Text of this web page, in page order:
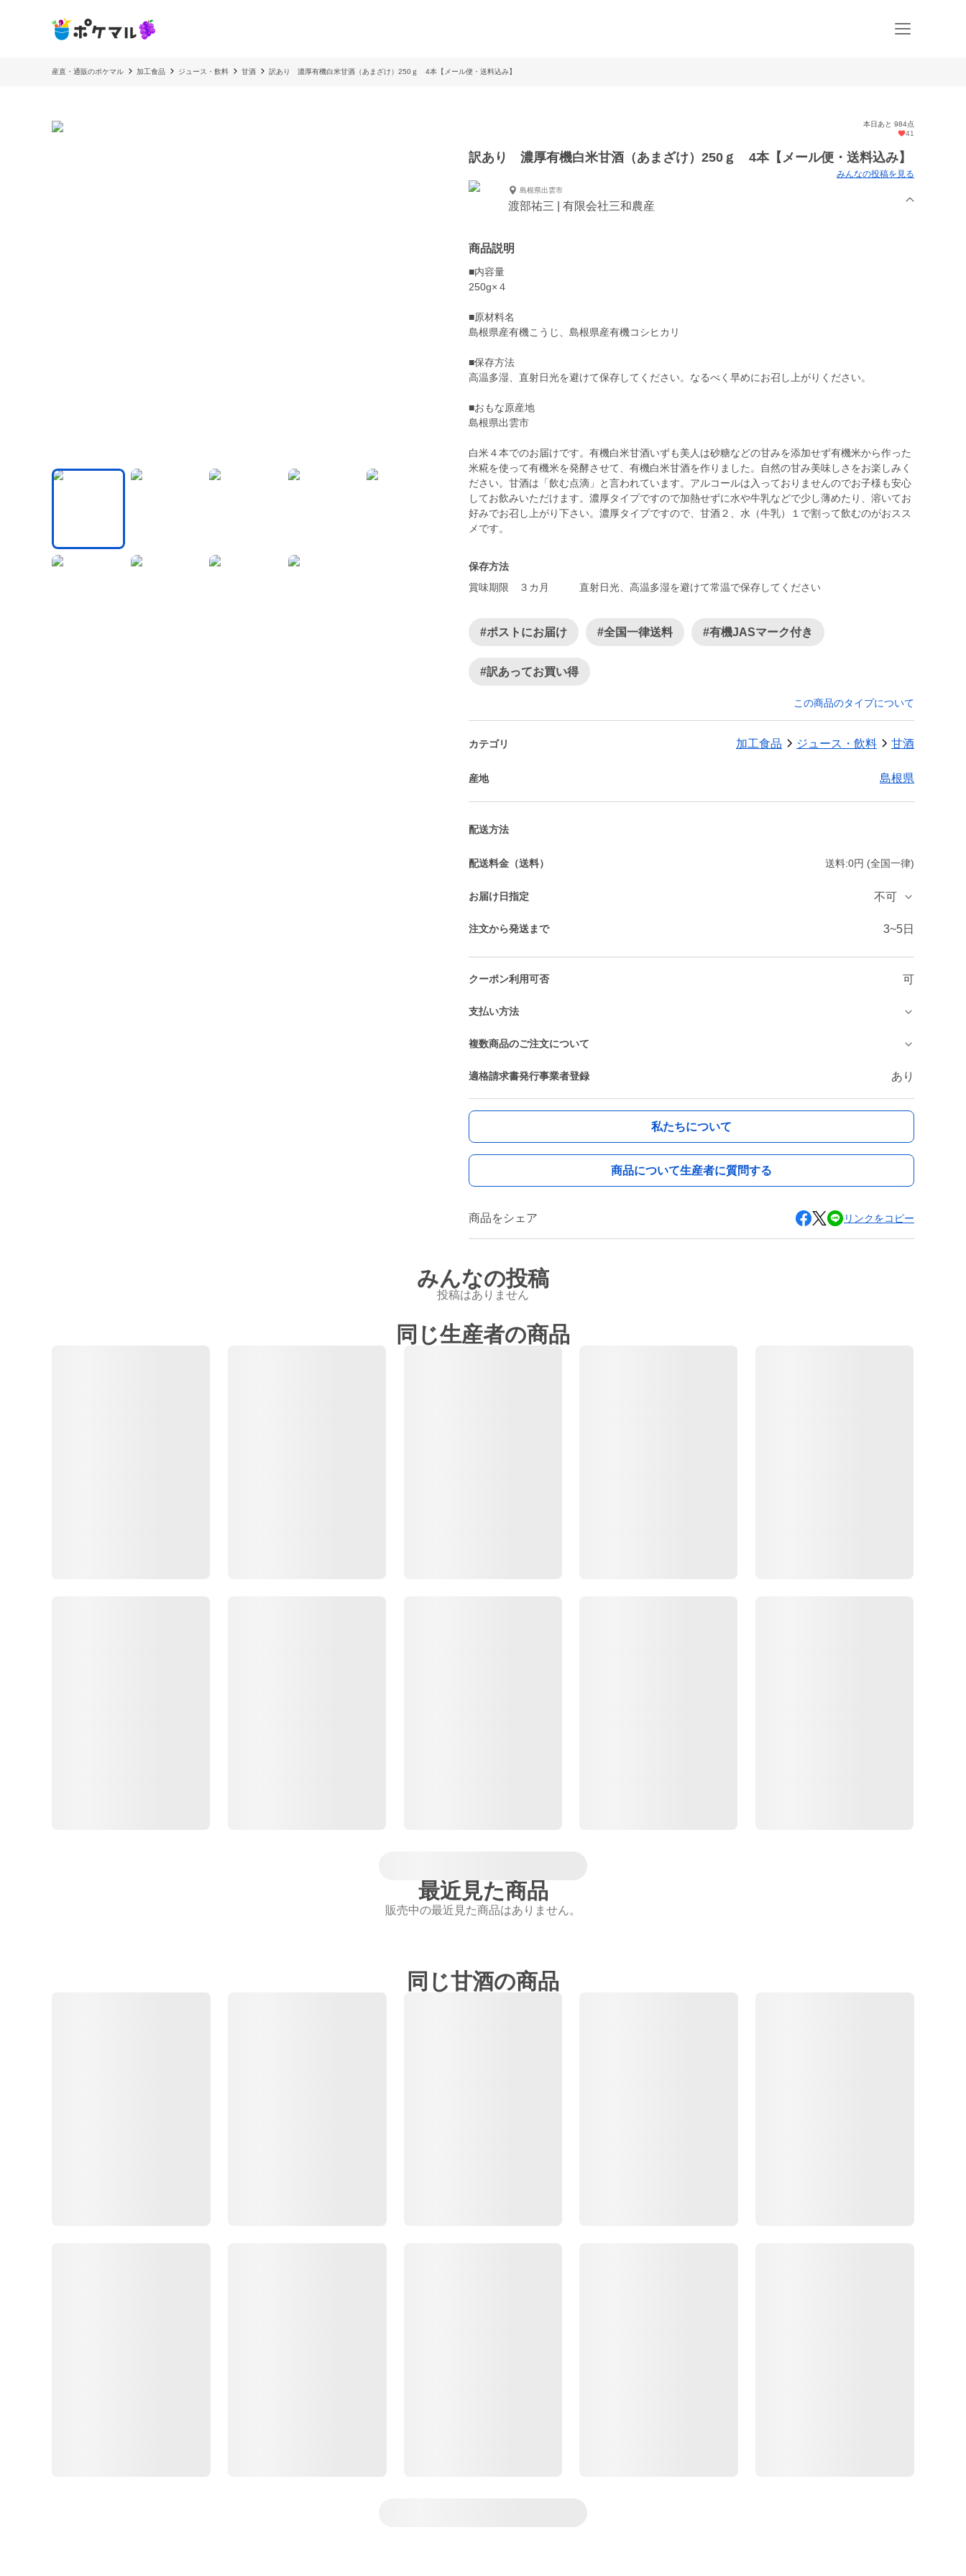
産直・通販のポケマル 加工食品 ジュース・飲料 甘酒 訳あり 濃厚有機白米甘酒（あまざけ）250ｇ 4本【メール便・送料込み】
本日あと 984点
41
訳あり 濃厚有機白米甘酒（あまざけ）250ｇ 4本【メール便・送料込み】
みんなの投稿を見る
島根県出雲市
渡部祐三 | 有限会社三和農産
商品説明
■内容量
250g×４
■原材料名
島根県産有機こうじ、島根県産有機コシヒカリ
■保存方法
高温多湿、直射日光を避けて保存してください。なるべく早めにお召し上がりください。
■おもな原産地
島根県出雲市
白米４本でのお届けです。有機白米甘酒いずも美人は砂糖などの甘みを添加せず有機米から作った
米糀を使って有機米を発酵させて、有機白米甘酒を作りました。自然の甘み美味しさをお楽しみく
ださい。甘酒は「飲む点滴」と言われています。アルコールは入っておりませんのでお子様も安心
してお飲みいただけます。濃厚タイプですので加熱せずに水や牛乳などで少し薄めたり、溶いてお
好みでお召し上がり下さい。濃厚タイプですので、甘酒２、水（牛乳）１で割って飲むのがおスス
メです。
保存方法
賞味期限 ３カ月 直射日光、高温多湿を避けて常温で保存してください
#ポストにお届け #全国一律送料 #有機JASマーク付き
#訳あってお買い得
この商品のタイプについて
カテゴリ 加工食品 ジュース・飲料 甘酒
産地 島根県
配送方法
配送料金（送料） 送料:0円 (全国一律)
お届け日指定 不可
注文から発送まで 3~5日
クーポン利用可否 可
支払い方法
複数商品のご注文について
適格請求書発行事業者登録 あり
私たちについて
商品について生産者に質問する
商品をシェア リンクをコピー
みんなの投稿
投稿はありません
同じ生産者の商品
最近見た商品
販売中の最近見た商品はありません。
同じ甘酒の商品